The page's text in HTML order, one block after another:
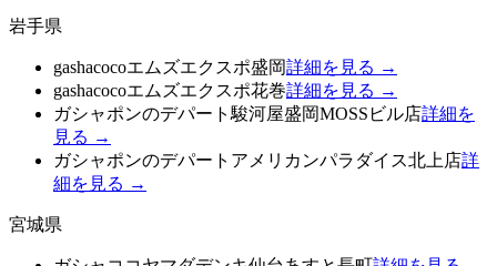
岩手県
gashacocoエムズエクスポ盛岡詳細を見る →
gashacocoエムズエクスポ花巻詳細を見る →
ガシャポンのデパート駿河屋盛岡MOSSビル店詳細を
見る →
ガシャポンのデパートアメリカンパラダイス北上店詳
細を見る →
宮城県